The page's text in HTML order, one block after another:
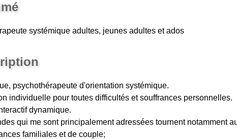
systémique adultes, jeunes adultes et ados
psychothérapeute d'orientation systémique.
individuelle pour toutes difficultés et souffrances personnelles.
dynamique.
qui me sont principalement adressées tournent notamment
familiales et de couple;